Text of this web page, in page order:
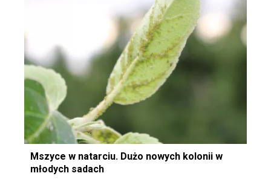
Mszyce w natarciu. Dużo nowych kolonii w
młodych sadach